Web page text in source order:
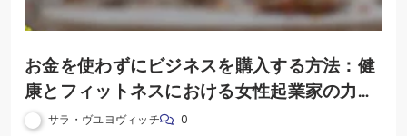
お金を使わずにビジネスを購入する方法：健
康とフィットネスにおける女性起業家の力を
引き出す
サラ・ヴユヨヴィッチ 0